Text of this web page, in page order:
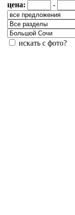
цена:
-
искать с фото?